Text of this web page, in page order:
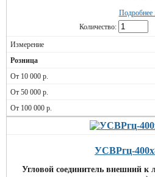
Подробнее
Количество:
УСВРгц-
Угловой соединитель внешний к